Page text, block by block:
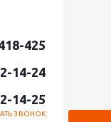
425
14-24
14-25
ЗВОНОК